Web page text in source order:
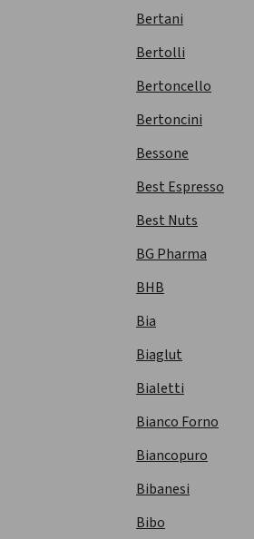
Bertani
Bertolli
Bertoncello
Bertoncini
Bessone
Best Espresso
Best Nuts
BG Pharma
BHB
Bia
Biaglut
Bialetti
Bianco Forno
Biancopuro
Bibanesi
Bibo